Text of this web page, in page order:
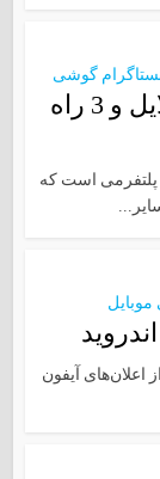
گوشی
بلاک شدن ویدیو اینستاگرام: دلایل و 3 راه
پلتفرمی است که
اعلان‌های آیفون